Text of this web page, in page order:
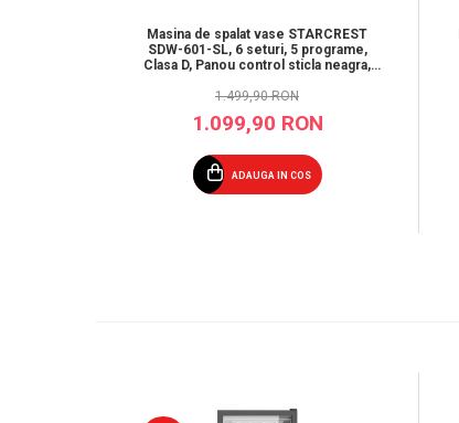
Masina de spalat vase STARCREST
SDW-601-SL, 6 seturi, 5 programe,
Clasa D, Panou control sticla neagra,
Instalare Flexibila, Gri
1.499,90 RON
1.099,90 RON
ADAUGA IN COS